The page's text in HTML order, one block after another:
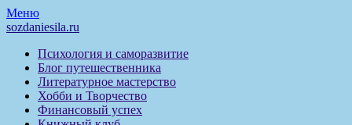
Перейти
к
Меню
sozdaniesila.ru
Психология и саморазвитие
Блог путешественника
Литературное мастерство
Хобби и Творчество
Финансовый успех